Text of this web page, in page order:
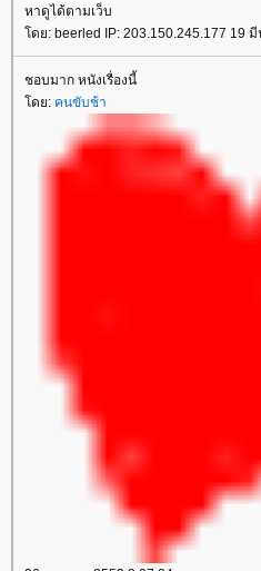
หาดูได้ตามเว็บ
ดย: beerled IP: 203.150.245.177 19
ชอบมาก หนังเรื่องนี้
ดย: คนขับช้า